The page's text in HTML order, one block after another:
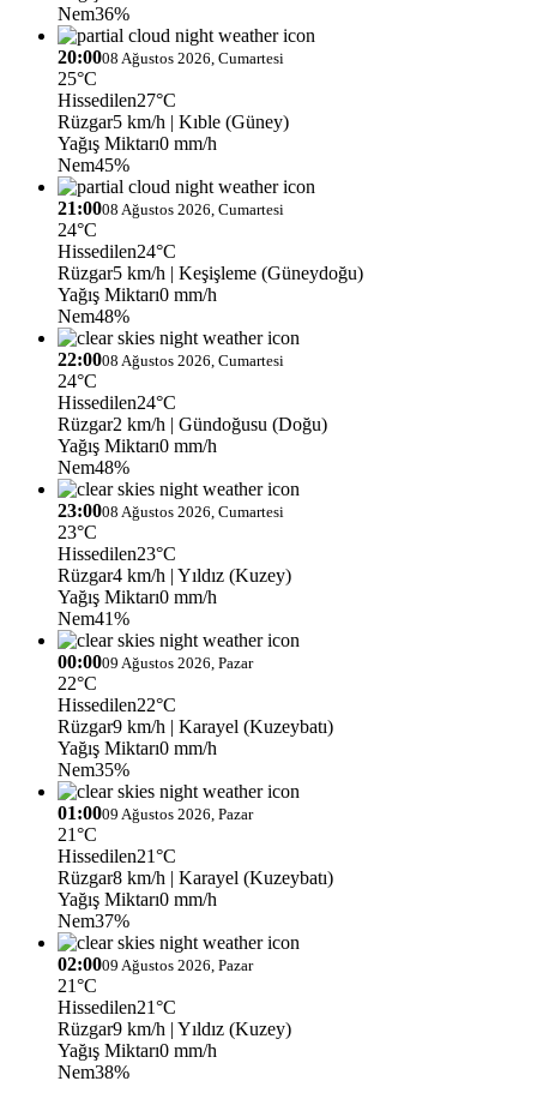
Nem36%
20:0008 Ağustos 2026, Cumartesi
25°C
Hissedilen27°C
Rüzgar5 km/h | Kıble (Güney)
Yağış Miktarı0 mm/h
Nem45%
21:0008 Ağustos 2026, Cumartesi
24°C
Hissedilen24°C
Rüzgar5 km/h | Keşişleme (Güneydoğu)
Yağış Miktarı0 mm/h
Nem48%
22:0008 Ağustos 2026, Cumartesi
24°C
Hissedilen24°C
Rüzgar2 km/h | Gündoğusu (Doğu)
Yağış Miktarı0 mm/h
Nem48%
23:0008 Ağustos 2026, Cumartesi
23°C
Hissedilen23°C
Rüzgar4 km/h | Yıldız (Kuzey)
Yağış Miktarı0 mm/h
Nem41%
00:0009 Ağustos 2026, Pazar
22°C
Hissedilen22°C
Rüzgar9 km/h | Karayel (Kuzeybatı)
Yağış Miktarı0 mm/h
Nem35%
01:0009 Ağustos 2026, Pazar
21°C
Hissedilen21°C
Rüzgar8 km/h | Karayel (Kuzeybatı)
Yağış Miktarı0 mm/h
Nem37%
02:0009 Ağustos 2026, Pazar
21°C
Hissedilen21°C
Rüzgar9 km/h | Yıldız (Kuzey)
Yağış Miktarı0 mm/h
Nem38%